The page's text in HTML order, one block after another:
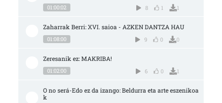
01:00:02 8 1 1
Zaharrak Berri: XVI. saioa - AZKEN DANTZA HAU
01:08:00 9 0 0
Zeresanik ez: MAKRIBA!
01:02:00 6 0 1
O no será-Edo ez da izango: Beldurra eta arte eszenikoa
k